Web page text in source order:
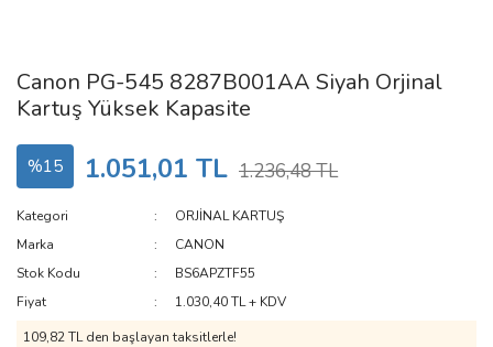
Canon PG-545 8287B001AA Siyah Orjinal
Kartuş Yüksek Kapasite
%15 1.051,01 TL 1.236,48 TL
Kategori
ORJİNAL KARTUŞ
Marka
CANON
Stok Kodu
BS6APZTF55
Fiyat
1.030,40 TL + KDV
109,82 TL den başlayan taksitlerle!